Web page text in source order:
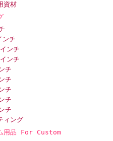
資材
ンチ
ンチ
ンチ
チ
チ
チ
チ
チ
ィング
用品 For Custom